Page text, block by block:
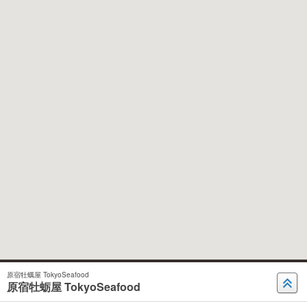
原宿牡蠣屋 TokyoSeafood
原宿牡蛎屋 TokyoSeafood